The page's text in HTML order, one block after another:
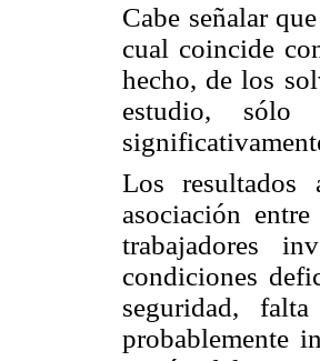
Cabe señalar
cual coincide
hecho, de los
estudio, sólo
Los resultados
asociación
trabajadores
condiciones
seguridad,
probablemente